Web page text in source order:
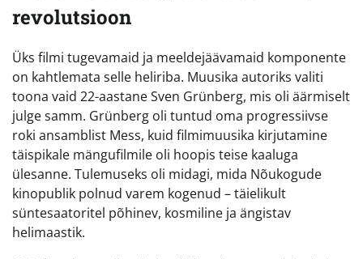
revolutsioon
Üks filmi tugevamaid ja meeldejäävamaid komponente
on kahtlemata selle heliriba. Muusika autoriks valiti
toona vaid 22-aastane Sven Grünberg, mis oli äärmiselt
julge samm. Grünberg oli tuntud oma progressiivse
roki ansamblist Mess, kuid filmimuusika kirjutamine
täispikale mängufilmile oli hoopis teise kaaluga
ülesanne. Tulemuseks oli midagi, mida Nõukogude
kinopublik polnud varem kogenud – täielikult
süntesaatoritel põhinev, kosmiline ja ängistav
helimaastik.